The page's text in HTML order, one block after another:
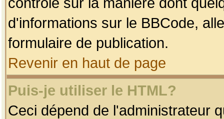
d'informations sur le BBCode,
formulaire de publication.
Revenir en haut de page
Puis-je utiliser le HTML?
Ceci dépend de l'administrateur